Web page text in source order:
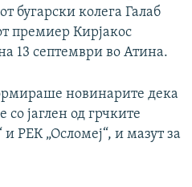
бугарски колега Галаб
премиер Кирјакос
13 септември во Атина.
новинарите дека
јаглен од грчките
РЕК „Осломеј“, и мазут за